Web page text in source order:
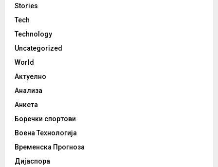
Stories
Tech
Technology
Uncategorized
World
Актуелно
Анализа
Анкета
Боречки спортови
Воена Технологија
Временска Прогноза
Дијаспора